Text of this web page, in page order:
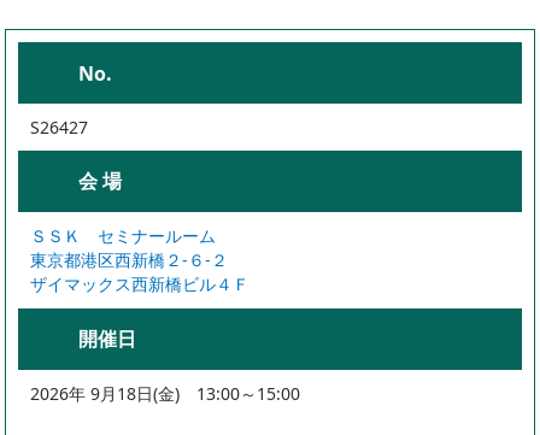
No.
S26427
会 場
ＳＳＫ セミナールーム
東京都港区西新橋２-６-２
ザイマックス西新橋ビル４Ｆ
開催日
2026年 9月18日(金) 13:00～15:00